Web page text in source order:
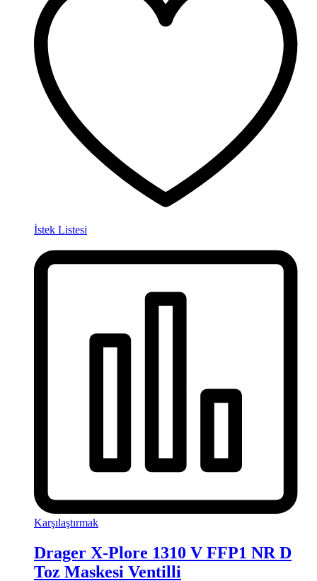
İstek Listesi
Karşılaştırmak
Drager X-Plore 1310 V FFP1 NR D
Toz Maskesi Ventilli